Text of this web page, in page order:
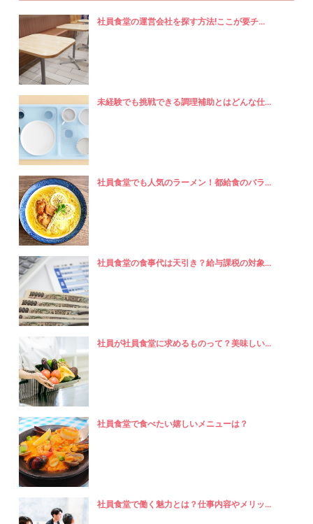
社員食堂の運営会社を探す方法!ここが要チ...
未経験でも挑戦できる調理補助とはどんな仕...
社員食堂でも人気のラーメン！都給食のバラ...
社員食堂の食事代は天引き？給与課税の対象...
社員が社員食堂に求めるものって？美味しい...
社員食堂で食べたい嬉しいメニューは？
社員食堂で働く魅力とは？仕事内容やメリッ...